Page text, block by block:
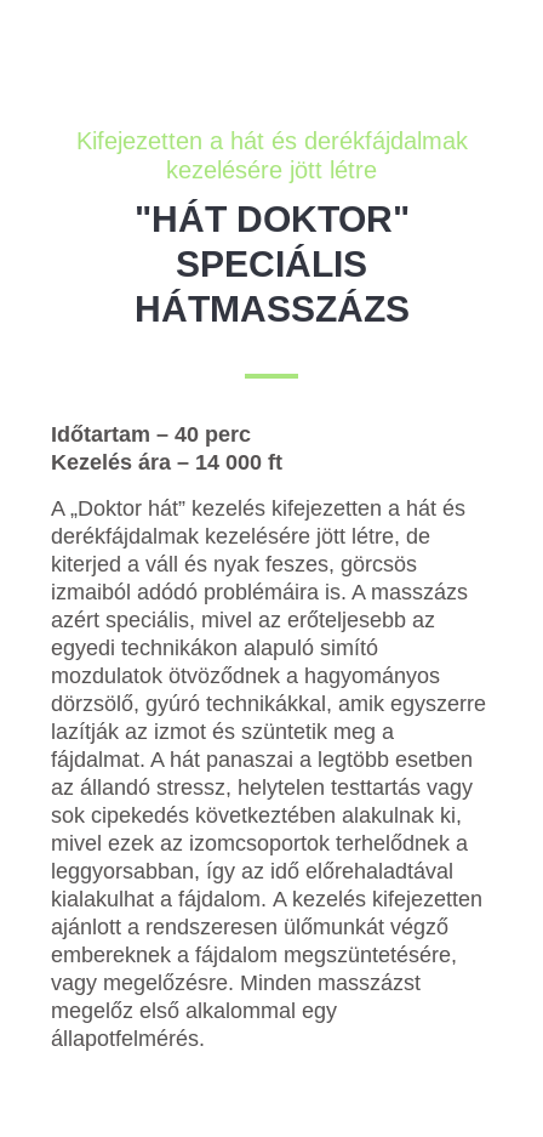
Kifejezetten a hát és derékfájdalmak
kezelésére jött létre
"HÁT DOKTOR"
SPECIÁLIS
HÁTMASSZÁZS
Időtartam – 40 perc
Kezelés ára – 14 000 ft
A „Doktor hát” kezelés kifejezetten a hát és
derékfájdalmak kezelésére jött létre, de
kiterjed a váll és nyak feszes, görcsös
izmaiból adódó problémáira is. A masszázs
azért speciális, mivel az erőteljesebb az
egyedi technikákon alapuló simító
mozdulatok ötvöződnek a hagyományos
dörzsölő, gyúró technikákkal, amik egyszerre
lazítják az izmot és szüntetik meg a
fájdalmat. A hát panaszai a legtöbb esetben
az állandó stressz, helytelen testtartás vagy
sok cipekedés következtében alakulnak ki,
mivel ezek az izomcsoportok terhelődnek a
leggyorsabban, így az idő előrehaladtával
kialakulhat a fájdalom. A kezelés kifejezetten
ajánlott a rendszeresen ülőmunkát végző
embereknek a fájdalom megszüntetésére,
vagy megelőzésre. Minden masszázst
megelőz első alkalommal egy
állapotfelmérés.